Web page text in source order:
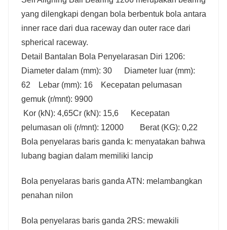
yang dilengkapi dengan bola berbentuk bola antara
inner race dari dua raceway dan outer race dari
spherical raceway.
Detail Bantalan Bola Penyelarasan Diri 1206:
Diameter dalam (mm): 30 Diameter luar (mm):
62 Lebar (mm): 16 Kecepatan pelumasan
gemuk (r/mnt): 9900
Kor (kN): 4,65Cr (kN): 15,6 Kecepatan
pelumasan oli (r/mnt): 12000 Berat (KG): 0,22
Bola penyelaras baris ganda k: menyatakan bahwa
lubang bagian dalam memiliki lancip
Bola penyelaras baris ganda ATN: melambangkan
penahan nilon
Bola penyelaras baris ganda 2RS: mewakili